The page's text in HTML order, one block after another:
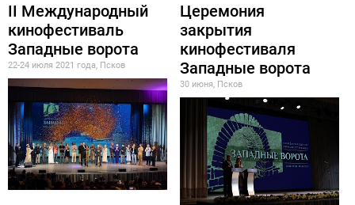
II Международный
кинофестиваль
Западные ворота
22-24 июля 2021 года, Псков
Церемония
закрытия
кинофестиваля
Западные ворота
30 июня, Псков